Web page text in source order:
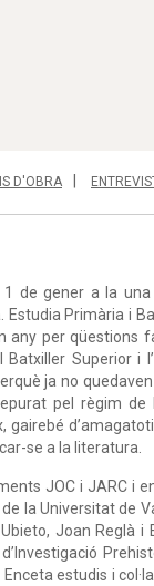
D'OBRA
de gener a la
Primària i
any per qüestions
Superior i
ja no
pel règim de
gairebé
se a la literatura.
JOC i JARC i
la Universitat de
Joan Reglà i
estudis i